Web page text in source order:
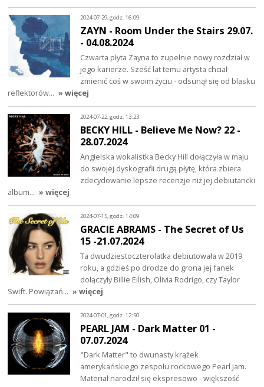
2024-07-29, godz. 16:09
ZAYN - Room Under the Stairs 29.07.
- 04.08.2024
Czwarta płyta Zayna to zupełnie nowy rozdział w
jego karierze. Sześć lat temu artysta chciał
zmienić coś w swoim życiu - odsunął się od blasku
reflektorów… » więcej
2024-07-22, godz. 13:23
BECKY HILL - Believe Me Now? 22 -
28.07.2024
Angielska wokalistka Becky Hill dołączyła w maju
do swojej dyskografii drugą płytę, która zbiera
zdecydowanie lepsze recenzje niż jej debiutancki
album… » więcej
2024-07-15, godz. 14:09
GRACIE ABRAMS - The Secret of Us
15 -21.07.2024
Ta dwudziestoczterolatka debiutowała w 2019
roku, a gdzieś po drodze do grona jej fanek
dołączyły Billie Eilish, Olivia Rodrigo, czy Taylor
Swift. Powiązań… » więcej
2024-07-01, godz. 12:50
PEARL JAM - Dark Matter 01 -
07.07.2024
"Dark Matter" to dwunasty krążek
amerykańskiego zespołu rockowego Pearl Jam.
Materiał narodził się ekspresowo - większość